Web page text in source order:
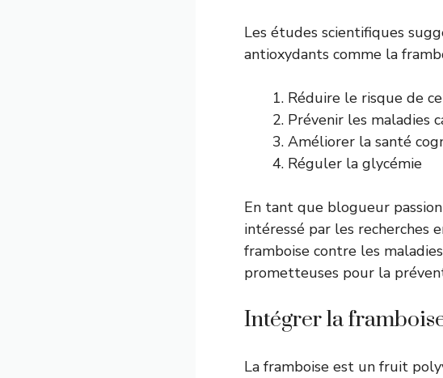
Les études scientifiques
antioxydants comme la
Réduire le risque de
Prévenir les maladies
Améliorer la santé
Réguler la glycémie
En tant que blogueur
intéressé par les recherches
framboise contre les
prometteuses pour la
Intégrer la
La framboise est un fruit